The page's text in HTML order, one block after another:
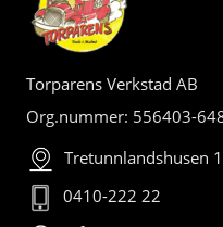
Torparens Verkstad AB
Org.nummer: 556403-
Tretunnlandshusen
0410-222 22